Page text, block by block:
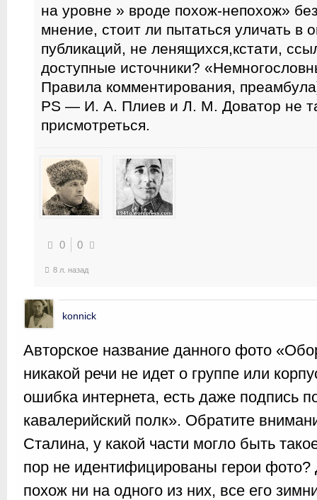
на уровне » вроде похож-непохож»
мнение, стоит ли пытаться уличать в
публикаций, не ленящихся,кстати,
доступные источники?
Правила комментирования,
PS — И. А. Плиев и Л. М. Доватор не
присмотреться.
0 0
8 л. назад
konnick
Авторское название данного фото
никакой речи не идет о группе или
ошибка интернета, есть даже подпись
кавалерийский полк». Обратите
Сталина, у какой части могло быть
пор не идентифицированы герои
похож ни на одного из них, все его